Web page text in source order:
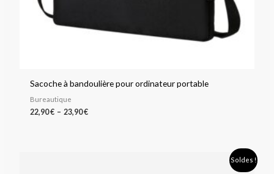
Sacoche à bandoulière pour ordinateur portable
Bureautique
22,90€ – 23,90€
Soldes !